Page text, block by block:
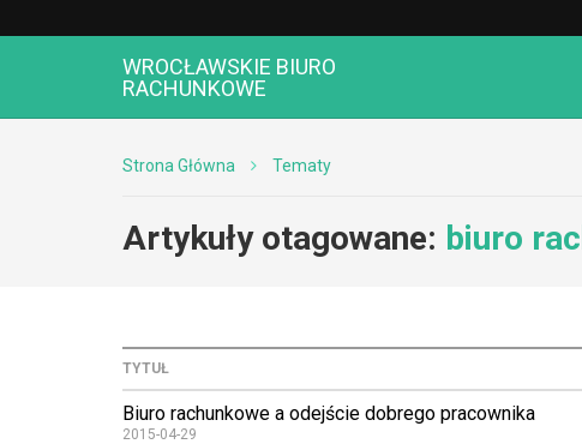
WROCŁAWSKIE BIURO
RACHUNKOWE
Strona Główna Tematy
Artykuły otagowane: biuro
TYTUŁ
Biuro rachunkowe a odejście dobrego pracownika
2015-04-29